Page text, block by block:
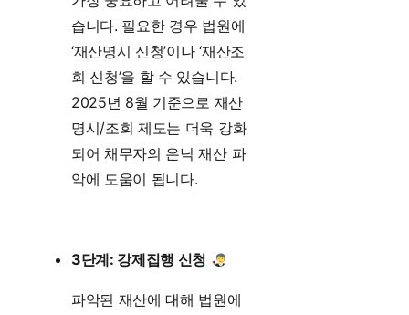
습니다. 필요한 경우 법원에
‘재산명시 신청’이나 ‘재산조
회 신청’을 할 수 있습니다.
2025년 8월 기준으로 재산
명시/조회 제도는 더욱 강화
되어 채무자의 은닉 재산 파
악에 도움이 됩니다.
3단계: 강제집행 신청
파악된 재산에 대해 법원에